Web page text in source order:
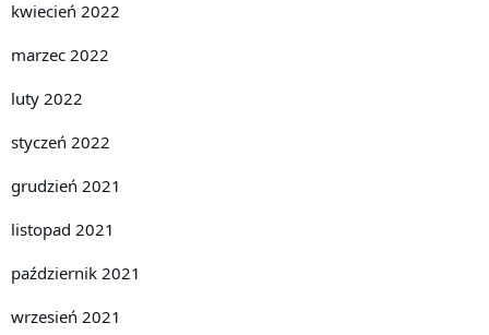
kwiecień 2022
marzec 2022
luty 2022
styczeń 2022
grudzień 2021
listopad 2021
październik 2021
wrzesień 2021